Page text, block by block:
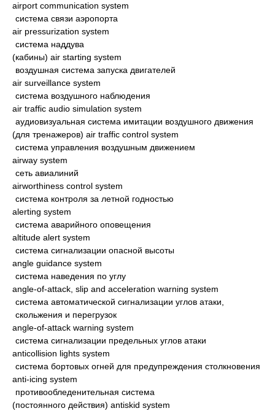
airport communication system
система связи аэропорта
air pressurization system
система наддува
(кабины) air starting system
воздушная система запуска двигателей
air surveillance system
система воздушного наблюдения
air traffic audio simulation system
аудиовизуальная система имитации воздушного движения
(для тренажеров) air traffic control system
система управления воздушным движением
airway system
сеть авиалиний
airworthiness control system
система контроля за летной годностью
alerting system
система аварийного оповещения
altitude alert system
система сигнализации опасной высоты
angle guidance system
система наведения по углу
angle-of-attack, slip and acceleration warning system
система автоматической сигнализации углов атаки,
скольжения и перегрузок
angle-of-attack warning system
система сигнализации предельных углов атаки
anticollision lights system
система бортовых огней для предупреждения столкновения
anti-icing system
противообледенительная система
(постоянного действия) antiskid system